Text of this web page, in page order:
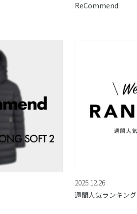
ReCommend
2025.12.26
週間人気ランキング